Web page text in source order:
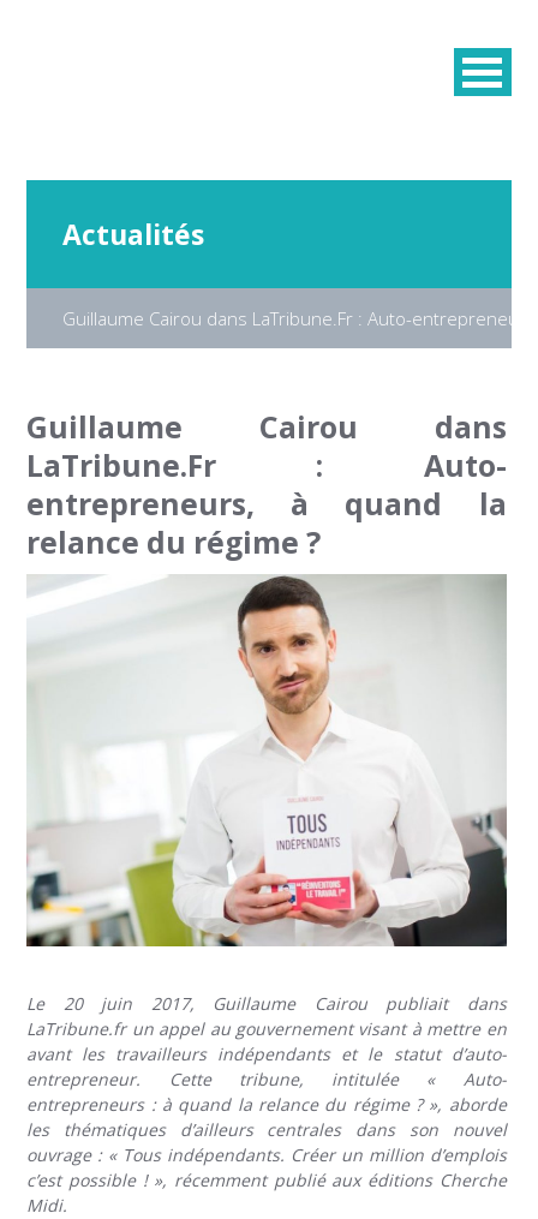
Actualités
Guillaume Cairou dans LaTribune.Fr : Auto-
Guillaume Cairou dans
LaTribune.Fr : Auto-
entrepreneurs, à quand la
relance du régime ?
Le 20 juin 2017, Guillaume Cairou publiait dans
LaTribune.fr un appel au gouvernement visant à mettre en
avant les travailleurs indépendants et le statut d’auto-
entrepreneur. Cette tribune, intitulée « Auto-
entrepreneurs : à quand la relance du régime ? », aborde
les thématiques d’ailleurs centrales dans son nouvel
ouvrage : « Tous indépendants. Créer un million d’emplois
c’est possible ! », récemment publié aux éditions Cherche
Midi.